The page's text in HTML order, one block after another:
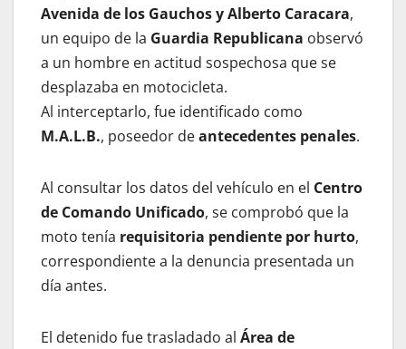
Avenida de los Gauchos y Alberto Caracara,
un equipo de la Guardia Republicana observó
a un hombre en actitud sospechosa que se
desplazaba en motocicleta.
Al interceptarlo, fue identificado como
M.A.L.B., poseedor deantecedentes penales.
Al consultar los datos del vehículo en el Centro
de Comando Unificado, se comprobó que la
moto tenía requisitoria pendiente por hurto,
correspondiente a la denuncia presentada un
día antes.
El detenido fue trasladado al Área de